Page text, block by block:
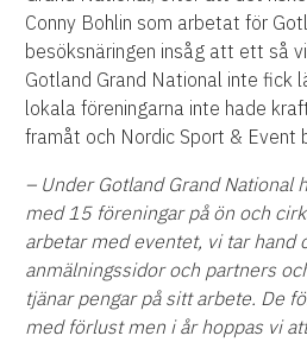
Conny Bohlin som arbetat för
besöksnäringen insåg att ett så
Gotland Grand National inte fick
lokala föreningarna inte hade
framåt och Nordic Sport & Event
– Under Gotland Grand National
med 15 föreningar på ön och
arbetar med eventet, vi tar hand
anmälningssidor och partners
tjänar pengar på sitt arbete. De
med förlust men i år hoppas vi